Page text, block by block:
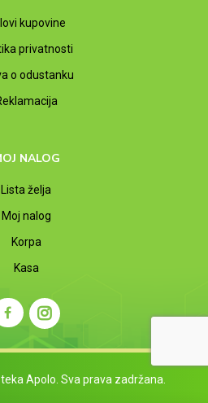
kupovine
privatnosti
o odustanku
NALOG
Lista želja
Moj nalog
Korpa
Kasa
Apolo. Sva prava zadržana.